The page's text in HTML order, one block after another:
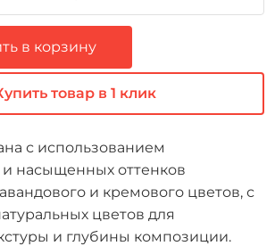
в корзину
товар в 1 клик
с использованием
насыщенных оттенков
и кремового цветов, с
цветов для
и глубины композиции.